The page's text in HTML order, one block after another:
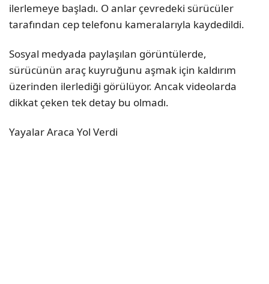
ilerlemeye başladı. O anlar çevredeki sürücüler
tarafından cep telefonu kameralarıyla kaydedildi.
Sosyal medyada paylaşılan görüntülerde,
sürücünün araç kuyruğunu aşmak için kaldırım
üzerinden ilerlediği görülüyor. Ancak videolarda
dikkat çeken tek detay bu olmadı.
Yayalar Araca Yol Verdi